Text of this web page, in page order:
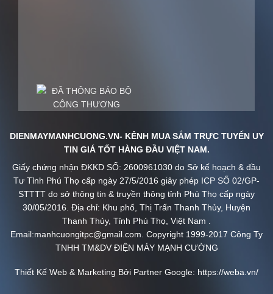
DIENMAYMANHCUONG.VN- KÊNH MUA SẮM TRỰC TUYẾN UY
Giấy chứng nhận ĐKKD SỐ: 2600961030 do Sở kế hoạch & đầu
Tư Tỉnh Phú Thọ cấp ngày 27/5/2016 giây phép ICP SỐ 02/GP-
STTTT do sở thông tin & truyền thông tỉnh Phú Thọ cấp ngày
30/05/2016. Địa chỉ: Khu phố, Thị Trấn Thanh Thủy, Huyện
Thanh Thủy, Tỉnh Phú Thọ, Việt Nam .
Email:manhcuongitpc@gmail.com. Copyright 1999-2017 Công Ty
TNHH TM&DV ĐIỆN MÁY MẠNH CƯỜNG
Thiết Kế Web & Marketing Bởi Partner Google:https://weba.vn/